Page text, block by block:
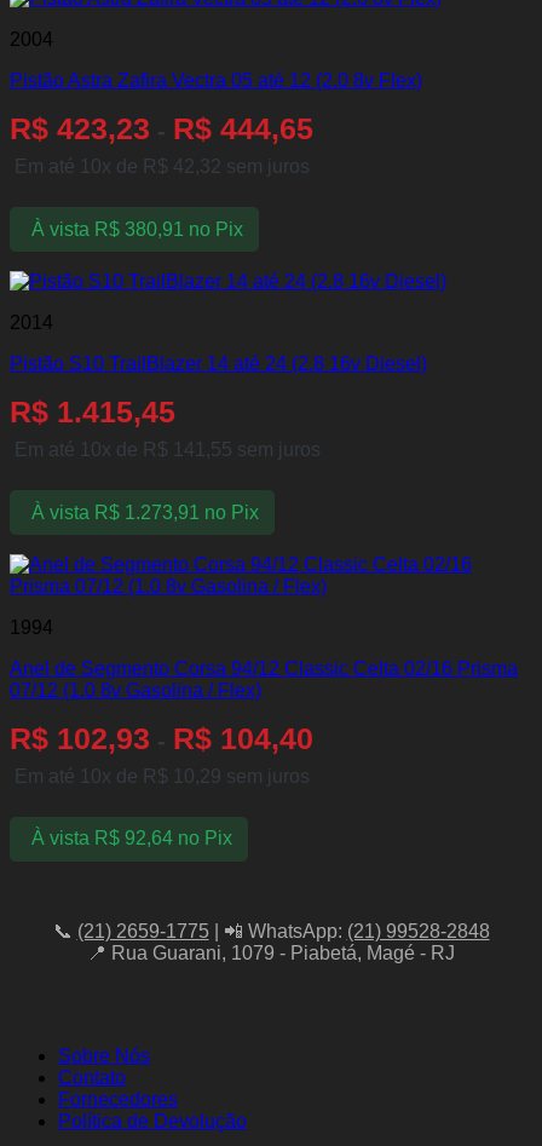
2004
Pistão Astra Zafira Vectra 05 até 12 (2.0 8v Flex)
R$ 423,23 - R$ 444,65
Em até 10x de R$ 42,32 sem juros
À vista R$380,91 no Pix
2014
Pistão S10 TrailBlazer 14 até 24 (2.8 16v Diesel)
R$ 1.415,45
Em até 10x de R$ 141,55 sem juros
À vista R$1.273,91 no Pix
1994
Anel de Segmento Corsa 94/12 Classic Celta 02/16 Prisma
07/12 (1.0 8v Gasolina / Flex)
R$ 102,93 - R$ 104,40
Em até 10x de R$ 10,29 sem juros
À vista R$92,64 no Pix
📞 (21) 2659-1775| 📲 WhatsApp: (21) 99528-2848
📍 Rua Guarani, 1079 - Piabetá, Magé - RJ
Sobre Nós
Contato
Fornecedores
Política de Devolução